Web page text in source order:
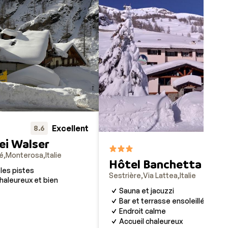
8.6 Excellent
Walser
Monterosa Italie
pistes
et bien
Hôtel Banchetta
Sestrière Via Lattea Italie
Sauna et jacuzzi
Bar et terrasse ensoleillée
Endroit calme
Accueil chaleureux